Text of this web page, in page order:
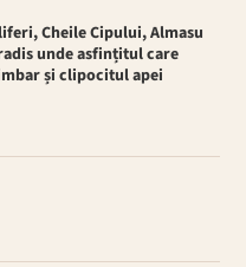
Cheile Cipului, Almasu
unde asfințitul care
și clipocitul apei